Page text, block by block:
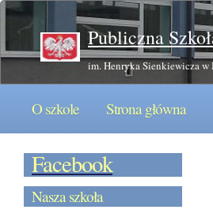
Publiczna
im. Henryka Sienkiewicza
O szkole Strona główna
Facebook
Nasza szkoła